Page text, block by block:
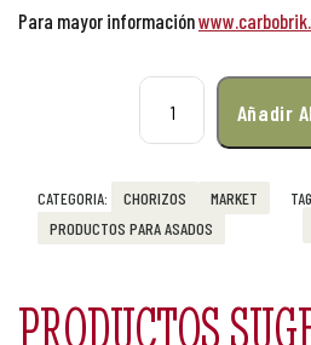
Para mayor información
CHORIZOS
MARKET
PRODUCTOS PARA ASADOS
Añadir